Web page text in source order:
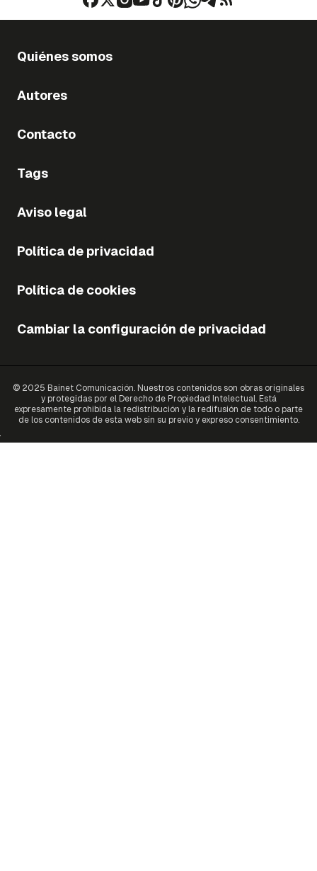
Quiénes somos
Autores
Contacto
Tags
Aviso legal
Política de privacidad
Política de cookies
Cambiar la configuración de privacidad
© 2025 Bainet Comunicación. Nuestros contenidos son obras originales
y protegidas por el Derecho de Propiedad Intelectual. Está
expresamente prohibida la redistribución y la redifusión de todo o parte
de los contenidos de esta web sin su previo y expreso consentimiento.